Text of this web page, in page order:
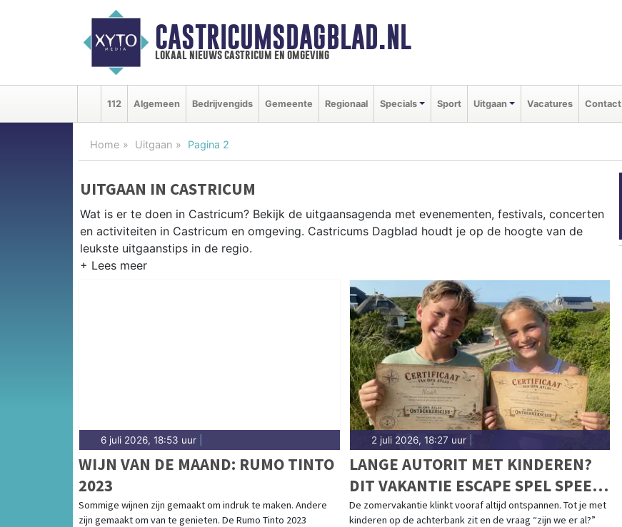
CASTRICUMSDAGBLAD.NL
lokaal nieuws castricum en omgeving
112 Algemeen Bedrijvengids Gemeente Regionaal Specials Sport Uitgaan Vacatures Contact
Home Uitgaan Pagina 2
UITGAAN IN CASTRICUM
Wat is er te doen in Castricum? Bekijk de uitgaansagenda met evenementen, festivals, concerten
en activiteiten in Castricum en omgeving. Castricums Dagblad houdt je op de hoogte van de
leukste uitgaanstips in de regio.
Van markten en culturele evenementen tot muziekfestivals en culinaire events - ontdek het
complete uitgaansaanbod op castricumsdagblad.nl.
6 juli 2026, 18:53 uur
WIJN VAN DE MAAND: RUMO TINTO
2023
Sommige wijnen zijn gemaakt om indruk te maken. Andere
zijn gemaakt om van te genieten. De Rumo Tinto 2023
2 juli 2026, 18:27 uur|
LANGE AUTORIT MET KINDEREN?
DIT VAKANTIE ESCAPE SPEL SPEEL
JE ZONDER SCHERM
De zomervakantie klinkt vooraf altijd ontspannen. Tot je met
kinderen op de achterbank zit en de vraag “zijn we er al?”